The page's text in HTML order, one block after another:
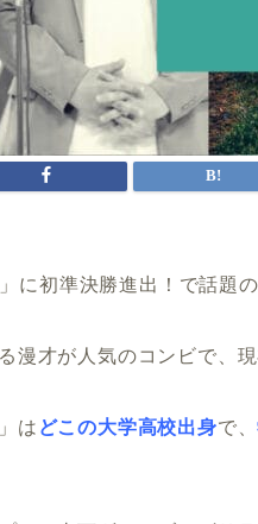
に初準決勝進出！で話題
漫才が人気のコンビで、
は どこの大学高校出身で、